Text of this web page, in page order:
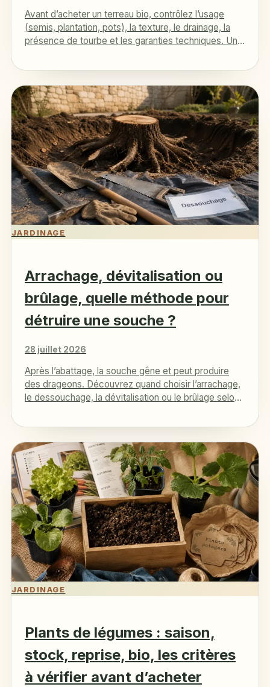
Avant d’acheter un terreau bio, contrôlez l’usage
(semis, plantation, pots), la texture, le drainage, la
présence de tourbe et les garanties techniques. Un
JARDINAGE
Arrachage, dévitalisation ou
brûlage, quelle méthode pour
détruire une souche ?
28 juillet 2026
Après l’abattage, la souche gêne et peut produire
des drageons. Découvrez quand choisir l’arrachage,
le dessouchage, la dévitalisation ou le brûlage selon
JARDINAGE
Plants de légumes : saison,
stock, reprise, bio, les critères
à vérifier avant d’acheter